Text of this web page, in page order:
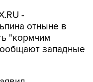
-
отныне в
"кормчим
западные